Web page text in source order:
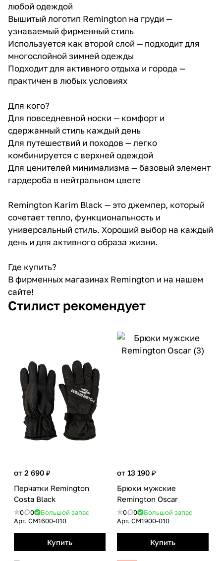
любой одеждой
Вышитый логотип Remington на груди —
узнаваемый фирменный стиль
Используется как второй слой — подходит для
многослойной зимней одежды
Подходит для активного отдыха и города —
практичен в любых условиях
Для кого?
Для повседневной носки — комфорт и
сдержанный стиль каждый день
Для путешествий и походов — легко
комбинируется с верхней одеждой
Для ценителей минимализма — базовый элемент
гардероба в нейтральном цвете
Remington Karim Black — это джемпер, который
сочетает тепло, функциональность и
универсальный стиль. Хороший выбор на каждый
день и для активного образа жизни.
Где купить?
В фирменных магазинах Remington и на нашем
сайте!
Стилист рекомендует
от 2 690 ₽
Перчатки Remington
Costa Black
0 0
Большой запас
Арт. CM1600-010
Купить
от 13 190 ₽
Брюки мужские
Remington Oscar
0 0
Большой запас
Арт. CM1900-010
Купить